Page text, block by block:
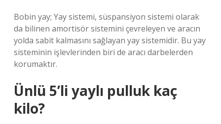
Bobin yay; Yay sistemi, süspansiyon sistemi olarak
da bilinen amortisör sistemini çevreleyen ve aracın
yolda sabit kalmasını sağlayan yay sistemidir. Bu yay
sisteminin işlevlerinden biri de aracı darbelerden
korumaktır.
Ünlü 5’li yaylı pulluk kaç
kilo?